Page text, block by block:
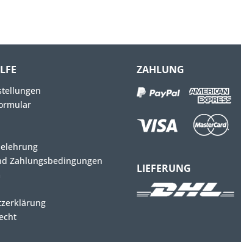
Zahlungsbedingungen
ZAHLUNG
LIEFERUNG